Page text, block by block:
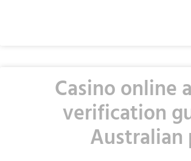
Casino online
verification
Australian